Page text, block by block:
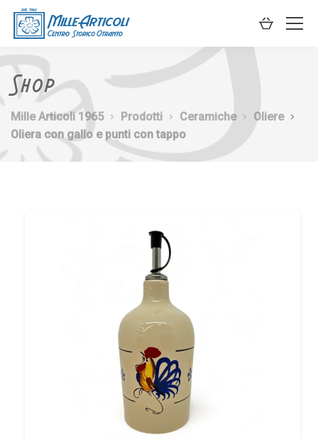
Shop
Mille Articoli 1965 Prodotti Ceramiche
Oliere
Oliera con gallo e punti con tappo